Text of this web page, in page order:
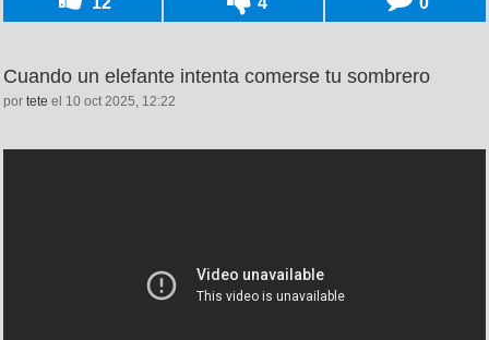
Cuando un elefante intenta comerse tu sombrero
por tete el 10 oct 2025, 12:22